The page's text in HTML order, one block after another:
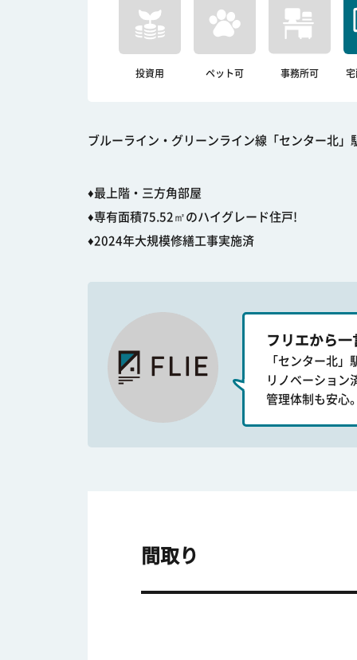
投資用 ペット可 事務所可 宅
ブルーライン・グリーンライン線「センター北」
♦最上階・三方角部屋
♦専有面積75.52㎡のハイグレード住戸!
♦2024年大規模修繕工事実施済
フリエから一
「センター北
リノベーション
管理体制も安心
間取り